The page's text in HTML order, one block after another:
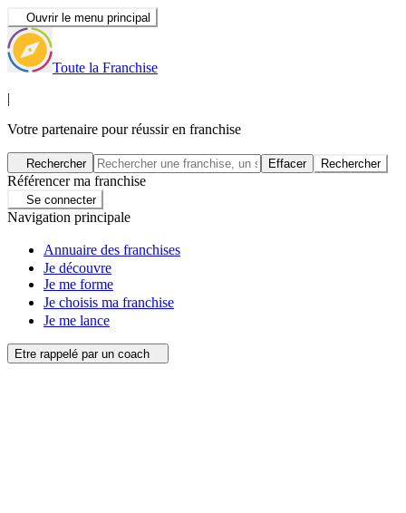
Ouvrir le menu principal
Toute la Franchise
|
Votre partenaire pour réussir en franchise
Rechercher Effacer Rechercher
Référencer ma franchise
Se connecter
Navigation principale
Annuaire des franchises
Je découvre
Je me forme
Je choisis ma franchise
Je me lance
Etre rappelé par un coach